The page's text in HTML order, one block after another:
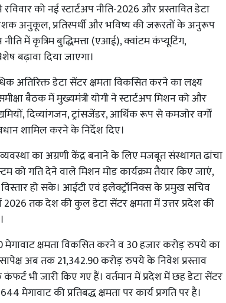
को नई स्टार्टअप नीति-2026 और प्रस्तावित डेटा
अनुकूल, प्रतिस्पर्धी और भविष्य की जरूरतों के अनुरूप
में कृत्रिम बुद्धिमत्ता (एआई), क्वांटम कंप्यूटिंग,
बढ़ावा दिया जाएगा।
अतिरिक्त डेटा सेंटर क्षमता विकसित करने का लक्ष्य
बैठक में मुख्यमंत्री योगी ने स्टार्टअप मिशन को और
दिव्यांगजन, ट्रांसजेंडर, आर्थिक रूप से कमजोर वर्गों
शामिल करने के निर्देश दिए।
का अग्रणी केंद्र बनाने के लिए मजबूत संस्थागत ढांचा
को गति देने वाले मिशन मोड कार्यक्रम तैयार किए जाएं,
हो सके। आईटी एवं इलेक्ट्रॉनिक्स के प्रमुख सचिव
तक देश की कुल डेटा सेंटर क्षमता में उत्तर प्रदेश की
मेगावाट क्षमता विकसित करने व 30 हजार करोड़ रुपये का
अब तक 21,342.90 करोड़ रुपये के निवेश प्रस्ताव
भी जारी किए गए हैं। वर्तमान में प्रदेश में छह डेटा सेंटर
की प्रतिबद्ध क्षमता पर कार्य प्रगति पर है।